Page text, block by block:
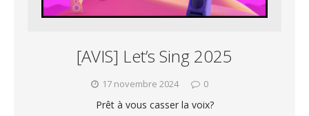
[AVIS] Let’s Sing 2025
17 novembre 2024 0
Prêt à vous casser la voix?